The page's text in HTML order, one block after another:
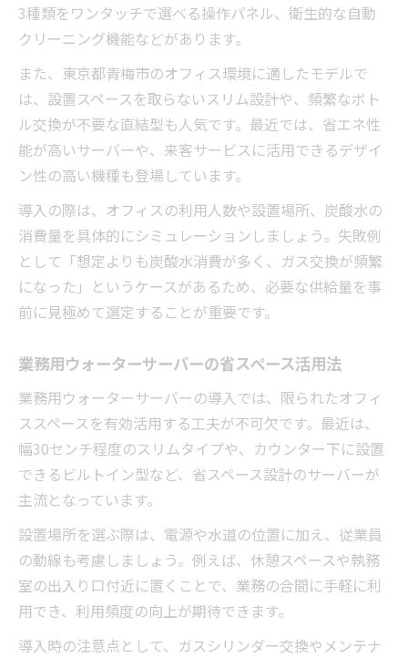
3種類をワンタッチで選べる操作パネル、衛生的な自動
クリーニング機能などがあります。
また、東京都青梅市のオフィス環境に適したモデルで
は、設置スペースを取らないスリム設計や、頻繁なボト
ル交換が不要な直結型も人気です。最近では、省エネ性
能が高いサーバーや、来客サービスに活用できるデザイ
ン性の高い機種も登場しています。
導入の際は、オフィスの利用人数や設置場所、炭酸水の
消費量を具体的にシミュレーションしましょう。失敗例
として「想定よりも炭酸水消費が多く、ガス交換が頻繁
になった」というケースがあるため、必要な供給量を事
前に見極めて選定することが重要です。
業務用ウォーターサーバーの省スペース活用法
業務用ウォーターサーバーの導入では、限られたオフィ
ススペースを有効活用する工夫が不可欠です。最近は、
幅30センチ程度のスリムタイプや、カウンター下に設置
できるビルトイン型など、省スペース設計のサーバーが
主流となっています。
設置場所を選ぶ際は、電源や水道の位置に加え、従業員
の動線も考慮しましょう。例えば、休憩スペースや執務
室の出入り口付近に置くことで、業務の合間に手軽に利
用でき、利用頻度の向上が期待できます。
導入時の注意点として、ガスシリンダー交換やメンテナ